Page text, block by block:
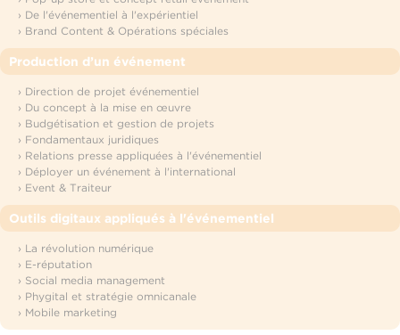
› De l'événementiel à l'expérientiel
› Brand Content & Opérations spéciales
Production d’un événement​
› Direction de projet événementiel
› Du concept à la mise en œuvre
› Budgétisation et gestion de projets
› Fondamentaux juridiques
› Relations presse appliquées à l'événementiel
› Déployer un événement à l'international
› Event & Traiteur
Outils digitaux appliqués à l'événementiel
› La révolution numérique
› E-réputation
› Social media management
› Phygital et stratégie omnicanale
› Mobile marketing